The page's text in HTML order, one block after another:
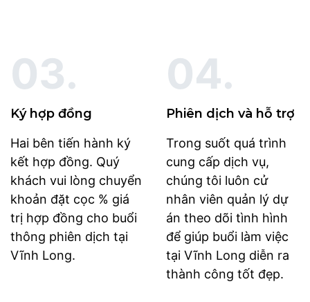
03.
Ký hợp đồng
Hai bên tiến hành ký
kết hợp đồng. Quý
khách vui lòng chuyển
khoản đặt cọc % giá
trị hợp đồng cho buổi
thông phiên dịch tại
Vĩnh Long.
04.
Phiên dịch và hỗ trợ
Trong suốt quá trình
cung cấp dịch vụ,
chúng tôi luôn cử
nhân viên quản lý dự
án theo dõi tình hình
để giúp buổi làm việc
tại Vĩnh Long diễn ra
thành công tốt đẹp.